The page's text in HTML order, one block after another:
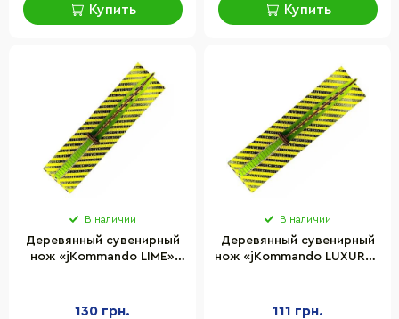
Купить Купить
В наличии
Деревянный сувенирный
нож «jKommando LIME»
130 грн.
В наличии
Деревянный сувенирный
нож «jKommando LUXURY»
111 грн.